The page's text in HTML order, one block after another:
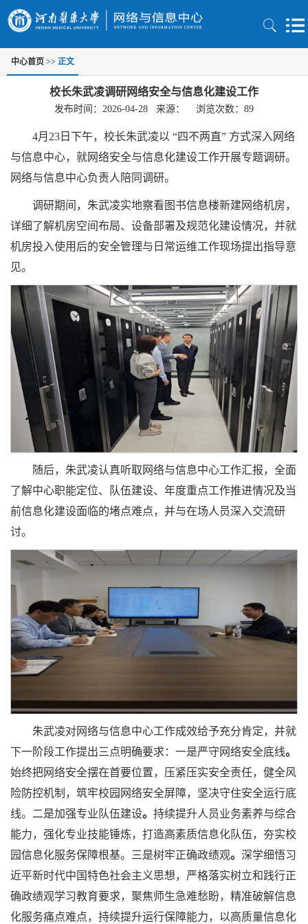
中心首页 >> 正文
校长朱武凌调研网络安全与信息化建设工作
发布时间：2026-04-28 来源： 浏览次数： 89
4月23日下午，校长朱武凌以 “四不两直” 方式深入网络
与信息中心，就网络安全与信息化建设工作开展专题调研。
网络与信息中心负责人陪同调研。
调研期间，朱武凌实地察看图书信息楼新建网络机房，
详细了解机房空间布局、设备部署及规范化建设情况，并就
机房投入使用后的安全管理与日常运维工作现场提出指导意
见。
随后，朱武凌认真听取网络与信息中心工作汇报，全面
了解中心职能定位、队伍建设、年度重点工作推进情况及当
前信息化建设面临的堵点难点，并与在场人员深入交流研
讨。
朱武凌对网络与信息中心工作成效给予充分肯定，并就
下一阶段工作提出三点明确要求：一是严守网络安全底线。
始终把网络安全摆在首要位置，压紧压实安全责任，健全风
险防控机制，筑牢校园网络安全屏障，坚决守住安全运行底
线。二是加强专业队伍建设。 持续提升人员业务素养与综合
能力，强化专业技能锤炼，打造高素质信息化队伍，夯实校
园信息化服务保障根基。三是树牢正确政绩观。 深学细悟习
近平新时代中国特色社会主义思想，严格落实树立和践行正
确政绩观学习教育要求，聚焦师生急难愁盼，精准破解信息
化服务痛点难点，持续提升运行保障能力，以高质量信息化